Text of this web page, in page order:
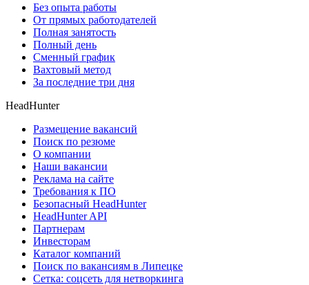
Без опыта работы
От прямых работодателей
Полная занятость
Полный день
Сменный график
Вахтовый метод
За последние три дня
HeadHunter
Размещение вакансий
Поиск по резюме
О компании
Наши вакансии
Реклама на сайте
Требования к ПО
Безопасный HeadHunter
HeadHunter API
Партнерам
Инвесторам
Каталог компаний
Поиск по вакансиям в Липецке
Сетка: соцсеть для нетворкинга